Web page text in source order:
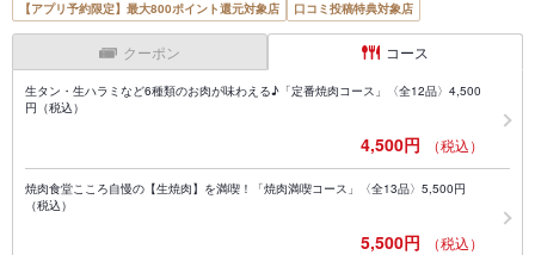
【アプリ予約限定】最大800ポイント還元対象店 口コミ投稿特典対象店
クーポン コース
生タン・生ハラミなど6種類のお肉が味わえる♪「定番焼肉コース」〈全12品〉4,500
円（税込）
4,500円 （税込）
焼肉食堂こころ自慢の【生焼肉】を満喫！「焼肉満喫コース」〈全13品〉5,500円
（税込）
5,500円 （税込）